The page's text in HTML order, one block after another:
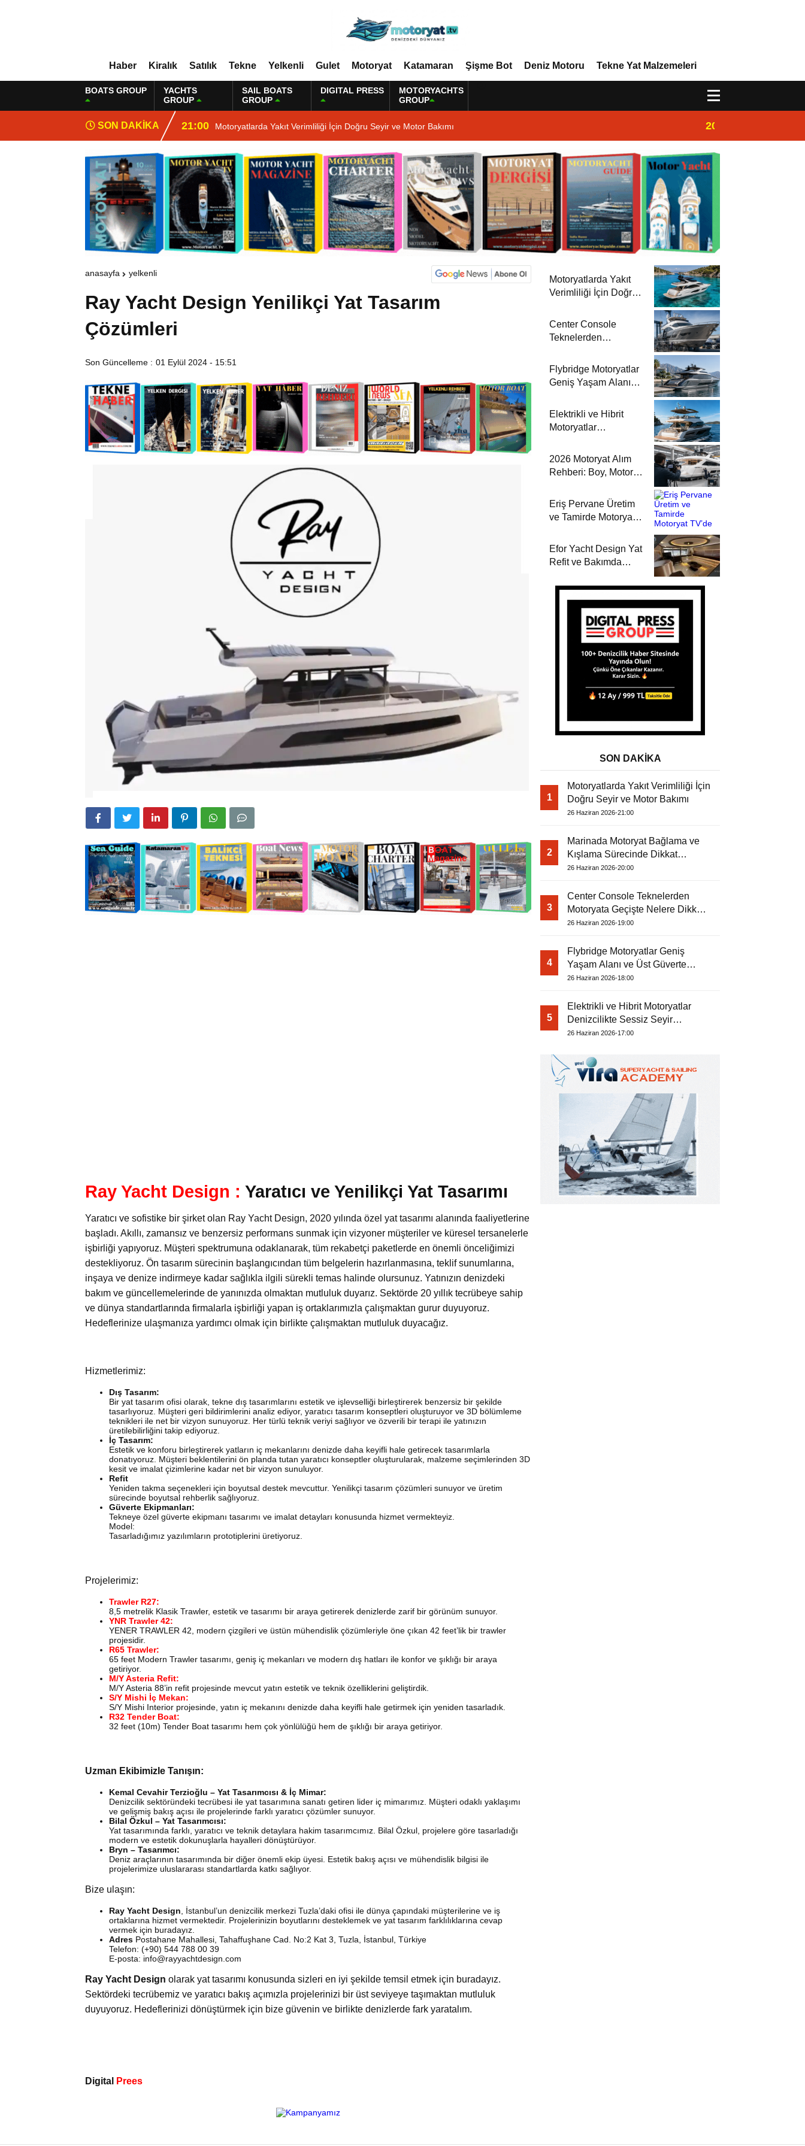
Haber Kiralık Satılık Tekne Yelkenli Gulet Motoryat Katamaran Şişme Bot Deniz Motoru Tekne Yat Malzemeleri
BOATS GROUP
YACHTS
GROUP
SAIL BOATS
GROUP
DIGITAL PRESS
MOTORYACHTS
GROUP
SON DAKİKA 21:00 Motoryatlarda Yakıt Verimliliği İçin Doğru Seyir ve Motor Bakımı 20:00
anasayfa yelkenli
Ray Yacht Design Yenilikçi Yat Tasarım
Çözümleri
Son Güncelleme : 01 Eylül 2024 - 15:51
Ray Yacht Design : Yaratıcı ve Yenilikçi Yat Tasarımı
Yaratıcı ve sofistike bir şirket olan Ray Yacht Design, 2020 yılında özel yat tasarımı alanında faaliyetlerine
başladı. Akıllı, zamansız ve benzersiz performans sunmak için vizyoner müşteriler ve küresel tersanelerle
işbirliği yapıyoruz. Müşteri spektrumuna odaklanarak, tüm rekabetçi paketlerde en önemli önceliğimizi
destekliyoruz. Ön tasarım sürecinin başlangıcından tüm belgelerin hazırlanmasına, teklif sunumlarına,
inşaya ve denize indirmeye kadar sağlıkla ilgili sürekli temas halinde olursunuz. Yatınızın denizdeki
bakım ve güncellemelerinde de yanınızda olmaktan mutluluk duyarız. Sektörde 20 yıllık tecrübeye sahip
ve dünya standartlarında firmalarla işbirliği yapan iş ortaklarımızla çalışmaktan gurur duyuyoruz.
Hedeflerinize ulaşmanıza yardımcı olmak için birlikte çalışmaktan mutluluk duyacağız.
Hizmetlerimiz:
Dış Tasarım:
Bir yat tasarım ofisi olarak, tekne dış tasarımlarını estetik ve işlevselliği birleştirerek benzersiz bir şekilde
tasarlıyoruz. Müşteri geri bildirimlerini analiz ediyor, yaratıcı tasarım konseptleri oluşturuyor ve 3D bölümleme
teknikleri ile net bir vizyon sunuyoruz. Her türlü teknik veriyi sağlıyor ve özverili bir terapi ile yatınızın
üretilebilirliğini takip ediyoruz.
İç Tasarım:
Estetik ve konforu birleştirerek yatların iç mekanlarını denizde daha keyifli hale getirecek tasarımlarla
donatıyoruz. Müşteri beklentilerini ön planda tutan yaratıcı konseptler oluşturularak, malzeme seçimlerinden 3D
kesit ve imalat çizimlerine kadar net bir vizyon sunuluyor.
Refit
Yeniden takma seçenekleri için boyutsal destek mevcuttur. Yenilikçi tasarım çözümleri sunuyor ve üretim
sürecinde boyutsal rehberlik sağlıyoruz.
Güverte Ekipmanları:
Tekneye özel güverte ekipmanı tasarımı ve imalat detayları konusunda hizmet vermekteyiz.
Model:
Tasarladığımız yazılımların prototiplerini üretiyoruz.
Projelerimiz:
Trawler R27:
8,5 metrelik Klasik Trawler, estetik ve tasarımı bir araya getirerek denizlerde zarif bir görünüm sunuyor.
YNR Trawler 42:
YENER TRAWLER 42, modern çizgileri ve üstün mühendislik çözümleriyle öne çıkan 42 feet’lik bir trawler
projesidir.
R65 Trawler:
65 feet Modern Trawler tasarımı, geniş iç mekanları ve modern dış hatları ile konfor ve şıklığı bir araya
getiriyor.
M/Y Asteria Refit:
M/Y Asteria 88’in refit projesinde mevcut yatın estetik ve teknik özelliklerini geliştirdik.
S/Y Mishi İç Mekan:
S/Y Mishi Interior projesinde, yatın iç mekanını denizde daha keyifli hale getirmek için yeniden tasarladık.
R32 Tender Boat:
32 feet (10m) Tender Boat tasarımı hem çok yönlülüğü hem de şıklığı bir araya getiriyor.
Uzman Ekibimizle Tanışın:
Kemal Cevahir Terzioğlu – Yat Tasarımcısı & İç Mimar:
Denizcilik sektöründeki tecrübesi ile yat tasarımına sanatı getiren lider iç mimarımız. Müşteri odaklı yaklaşımı
ve gelişmiş bakış açısı ile projelerinde farklı yaratıcı çözümler sunuyor.
Bilal Özkul – Yat Tasarımcısı:
Yat tasarımında farklı, yaratıcı ve teknik detaylara hakim tasarımcımız. Bilal Özkul, projelere göre tasarladığı
modern ve estetik dokunuşlarla hayalleri dönüştürüyor.
Bryn – Tasarımcı:
Deniz araçlarının tasarımında bir diğer önemli ekip üyesi. Estetik bakış açısı ve mühendislik bilgisi ile
projelerimize uluslararası standartlarda katkı sağlıyor.
Bize ulaşın:
Ray Yacht Design, İstanbul’un denizcilik merkezi Tuzla’daki ofisi ile dünya çapındaki müşterilerine ve iş
ortaklarına hizmet vermektedir. Projelerinizin boyutlarını desteklemek ve yat tasarım farklılıklarına cevap
vermek için buradayız.
Adres Postahane Mahallesi, Tahaffuşhane Cad. No:2 Kat 3, Tuzla, İstanbul, Türkiye
Telefon: (+90) 544 788 00 39
E-posta: info@rayyachtdesign.com
Ray Yacht Design olarak yat tasarımı konusunda sizleri en iyi şekilde temsil etmek için buradayız.
Sektördeki tecrübemiz ve yaratıcı bakış açımızla projelerinizi bir üst seviyeye taşımaktan mutluluk
duyuyoruz. Hedeflerinizi dönüştürmek için bize güvenin ve birlikte denizlerde fark yaratalım.
Digital Prees
Motoryatlarda Yakıt
Verimliliği İçin Doğru
Center Console
Teknelerden
Nelere Dikkat
Edilmeli?
Flybridge Motoryatlar
Geniş Yaşam Alanı
Konforuyla Öne
Çıkıyor
Elektrikli ve Hibrit
Motoryatlar
Seyir Dönemini
Başlatıyor
2026 Motoryat Alım
Rehberi: Boy, Motor,
Kriterleri
Eriş Pervane Üretim
ve Tamirde Motoryat
Efor Yacht Design Yat
Refit ve Bakımda
SON DAKİKA
1
Motoryatlarda Yakıt Verimliliği İçin
Doğru Seyir ve Motor Bakımı
26 Haziran 2026-21:00
2
Marinada Motoryat Bağlama ve
Kışlama Sürecinde Dikkat
Edilecekler
26 Haziran 2026-20:00
3
Center Console Teknelerden
Motoryata Geçişte Nelere Dikkat
Edilmeli?
26 Haziran 2026-19:00
4
Flybridge Motoryatlar Geniş
Yaşam Alanı ve Üst Güverte
Konforuyla Öne Çıkıyor
26 Haziran 2026-18:00
5
Elektrikli ve Hibrit Motoryatlar
Denizcilikte Sessiz Seyir
Dönemini Başlatıyor
26 Haziran 2026-17:00